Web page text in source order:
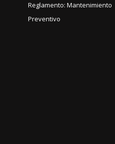
Reglamento: Mantenimiento
Preventivo